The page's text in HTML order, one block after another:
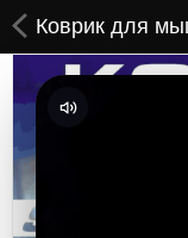
ВСЕ ТОВАРЫ